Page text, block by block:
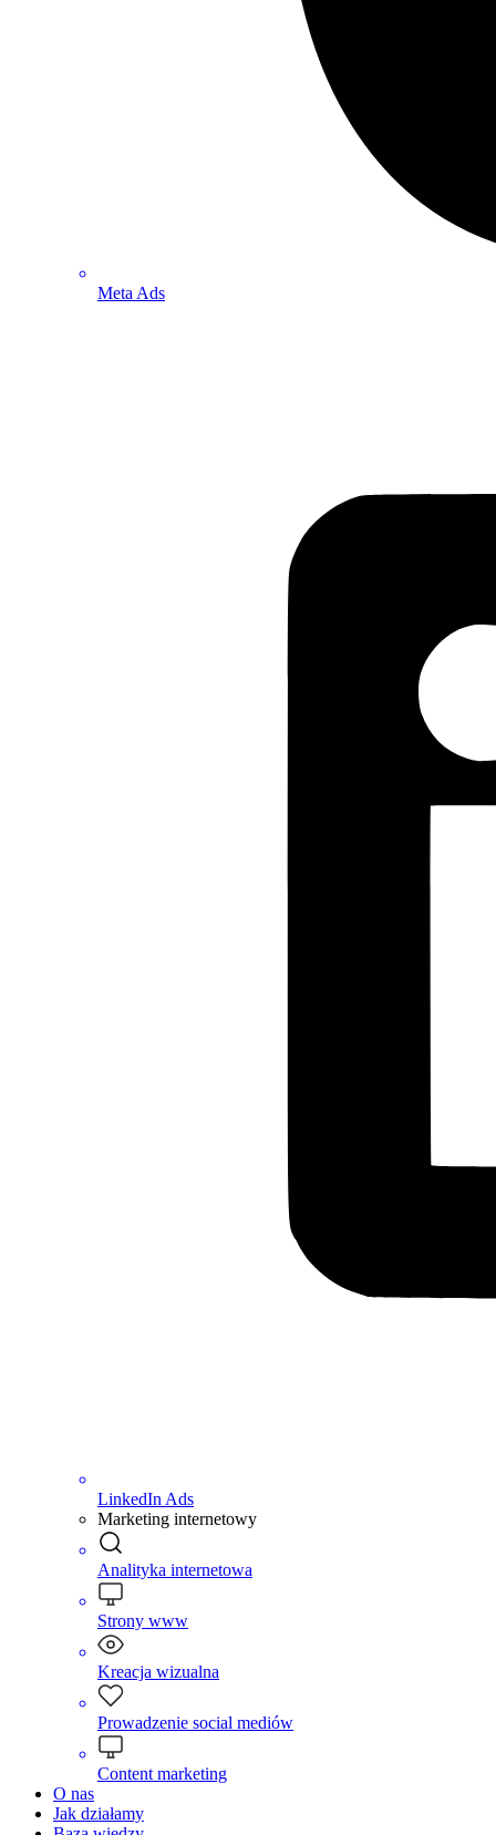
Meta Ads
LinkedIn Ads
Marketing internetowy
Analityka internetowa
Strony www
Kreacja wizualna
Prowadzenie social mediów
Content marketing
O nas
Jak działamy